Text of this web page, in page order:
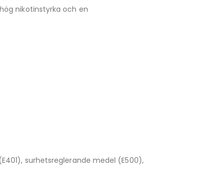
nikotinstyrka och en
surhetsreglerande medel (E500),